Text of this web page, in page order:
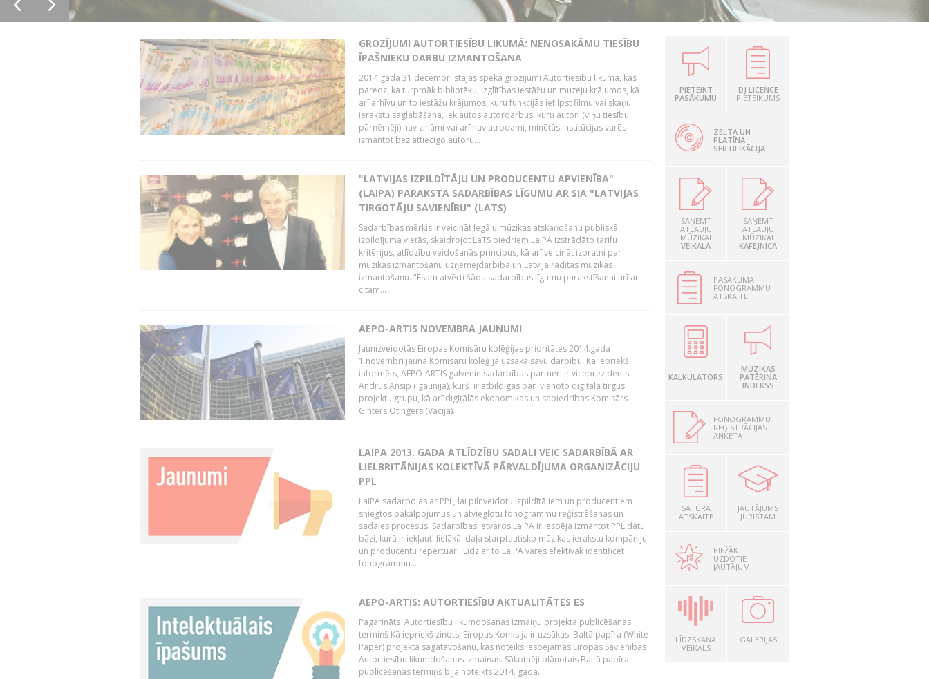
GROZĪJUMI AUTORTIESĪBU LIKUMĀ: NENOSAKĀMU TIESĪBU
ĪPAŠNIEKU DARBU IZMANTOŠANA
2014.gada 31.decembrī stājās spēkā grozījumi Autortiesību likumā, kas
paredz, ka turpmāk bibliotēku, izglītības iestāžu un muzeju krājumos, kā
arī arhīvu un to iestāžu krājumos, kuru funkcijās ietilpst filmu vai skaņu
ierakstu saglabāšana, iekļautos autordarbus, kuru autori (viņu tiesību
pārņēmēji) nav zināmi vai arī nav atrodami, minētās institūcijas varēs
izmantot bez attiecīgo autoru...
"LATVIJAS IZPILDĪTĀJU UN PRODUCENTU APVIENĪBA"
(LAIPA) PARAKSTA SADARBĪBAS LĪGUMU AR SIA "LATVIJAS
TIRGOTĀJU SAVIENĪBU" (LATS)
Sadarbības mērķis ir veicināt legālu mūzikas atskaņošanu publiskā
izpildījuma vietās, skaidrojot LaTS biedriem LaIPA izstrādāto tarifu
kritērijus, atlīdzību veidošanās principus, kā arī veicināt izpratni par
mūzikas izmantošanu uzņēmējdarbībā un Latvijā radītas mūzikas
izmantošanu. "Esam atvērti šādu sadarbības līgumu parakstīšanai arī ar
citām...
AEPO-ARTIS NOVEMBRA JAUNUMI
Jaunizveidotās Eiropas Komisāru kolēģijas prioritātes 2014.gada
1.novembrī jaunā Komisāru kolēģija uzsāka savu darbību. Kā iepriekš
informēts, AEPO-ARTIS galvenie sadarbības partneri ir viceprezidents
Andrus Ansip (Igaunija), kurš ir atbildīgas par vienoto digitālā tirgus
projektu grupu, kā arī digitālās ekonomikas un sabiedrības Komisārs
Ginters Otingers (Vācija)....
LAIPA 2013. GADA ATLĪDZĪBU SADALI VEIC SADARBĪBĀ AR
LIELBRITĀNIJAS KOLEKTĪVĀ PĀRVALDĪJUMA ORGANIZĀCIJU
PPL
LaIPA sadarbojas ar PPL, lai pilnveidotu izpildītājiem un producentiem
sniegtos pakalpojumus un atvieglotu fonogrammu reģistrēšanas un
sadales procesus. Sadarbības ietvaros LaIPA ir iespēja izmantot PPL datu
bāzi, kurā ir iekļauti lielākā daļa starptautisko mūzikas ierakstu kompāniju
un producentu repertuāri. Līdz ar to LaIPA varēs efektīvāk identificēt
fonogrammu...
AEPO-ARTIS: AUTORTIESĪBU AKTUALITĀTES ES
Pagarināts Autortiesību likumdošanas izmaiņu projekta publicēšanas
termiņš Kā iepriekš ziņots, Eiropas Komisija ir uzsākusi Baltā papīra (White
Paper) projekta sagatavošanu, kas noteiks iespējamās Eiropas Savienības
Autortiesību likumdošanas izmaiņas. Sākotnēji plānotais Baltā papīra
publicēšanas termiņš bija noteikts 2014. gada...
PIETEIKT
PASĀKUMU
DJ LICENCE
PIETEIKUMS
ZELTA UN
PLATĪNA
SERTIFIKĀCIJA
SAŅEMT
ATĻAUJU
MŪZIKAI
VEIKALĀ
SAŅEMT
ATĻAUJU
MŪZIKAI
KAFEJNĪCĀ
PASĀKUMA
FONOGRAMMU
ATSKAITE
KALKULATORS
MŪZIKAS
PATĒRIŅA
INDEKSS
FONOGRAMMU
REĢISTRĀCIJAS
ANKETA
SATURA
ATSKAITE
JAUTĀJUMS
JURISTAM
BIEŽĀK
UZDOTIE
JAUTĀJUMI
LĪDZSKAŅA
VEIKALS
GALERIJAS